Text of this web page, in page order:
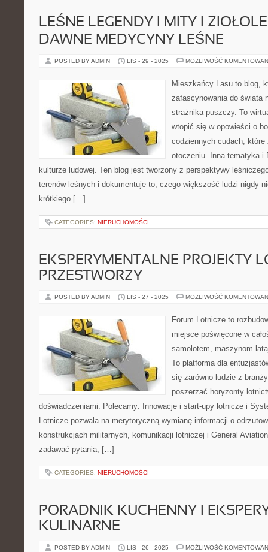
LEŚNE LEGENDY I MITY I
DAWNE MEDYCYNY LEŚNE
POSTED BY ADMIN LIS - 29 - 2025 MOŻLIWOŚĆ
Mieszkańcy Lasu to blog,
zafascynowania do świata
strażnika puszczy. To
wtopić się w opowieści o
codziennych cudach, które
otoczeniu. Inna tematyka i
kulturze ludowej. Ten blog jest tworzony z perspektywy
terenów leśnych i dokumentuje to, czego większość ludzi nigdy
krótkiego […]
CATEGORIES: NIERUCHOMOŚCI
EKSPERYMENTALNE PROJEKTY
PRZESTWORZY
POSTED BY ADMIN LIS - 27 - 2025 MOŻLIWOŚĆ
Forum Lotnicze to
miejsce poświęcone w
samolotem, maszynom
To platforma dla
się zarówno ludzie z
poszerzać horyzonty
doświadczeniami. Polecamy: Innowacje i start-upy lotnicze i
Lotnicze pozwala na merytoryczną wymianę informacji o
konstrukcjach militarnych, komunikacji lotniczej i General
zadawać pytania, […]
CATEGORIES: NIERUCHOMOŚCI
PORADNIK KUCHENNY I
KULINARNE
POSTED BY ADMIN LIS - 26 - 2025 MOŻLIWOŚĆ